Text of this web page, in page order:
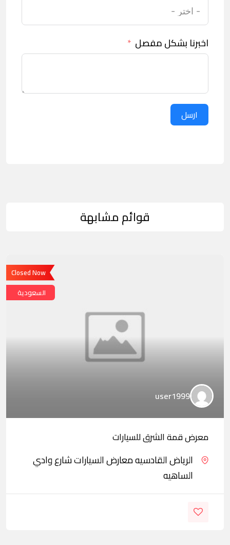
اخبرنا بشكل مفصل
ارسل
قوائم مشابهة
Closed Now
السعودية
user1999
معرض قمة الشرق للسيارات
الرياض القادسيه معارض السيارات شارع وادي
الساهيه